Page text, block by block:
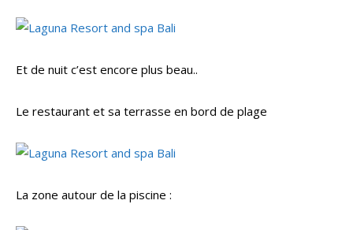
Et de nuit c’est encore plus beau..
Le restaurant et sa terrasse en bord de plage
La zone autour de la piscine :